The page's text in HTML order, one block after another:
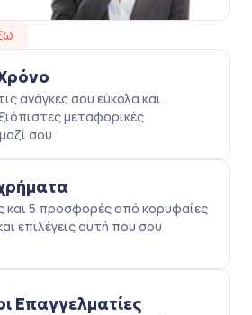
ανάγκες σου εύκολα και
μεταφορικές
σου
και 5 προσφορές από κορυφαίες
επιλέγεις αυτή που σου
Επαγγελματίες